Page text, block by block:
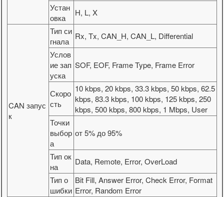
Устан
овка
H, L, X
CAN запус
к
Тип си
гнала
Rx, Tx, CAN_H, CAN_L, Differential
Услов
ие зап
уска
SOF, EOF, Frame Type, Frame Error
Скоро
сть
10 kbps, 20 kbps, 33.3 kbps, 50 kbps, 62.5
kbps, 83.3 kbps, 100 kbps, 125 kbps, 250
kbps, 500 kbps, 800 kbps, 1 Mbps, User
Точки
выбор
а
от 5% до 95%
Тип ок
на
Data, Remote, Error, OverLoad
Тип о
шибки
Bit Fill, Answer Error, Check Error, Format
Error, Random Error